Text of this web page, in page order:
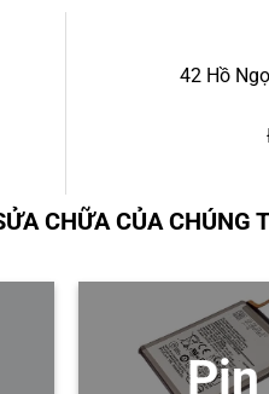
42 Hồ
CHỮA CỦA CHÚNG
Pin